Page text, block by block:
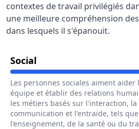
contextes de travail privilégiés
une meilleure compréhension
dans lesquels il s'épanouit.
SocialPour Le Métier De
Les personnes sociales aiment
équipe et établir des relations
les métiers basés sur l'interaction,
communication et l'entraide, tels
l'enseignement, de la santé ou du